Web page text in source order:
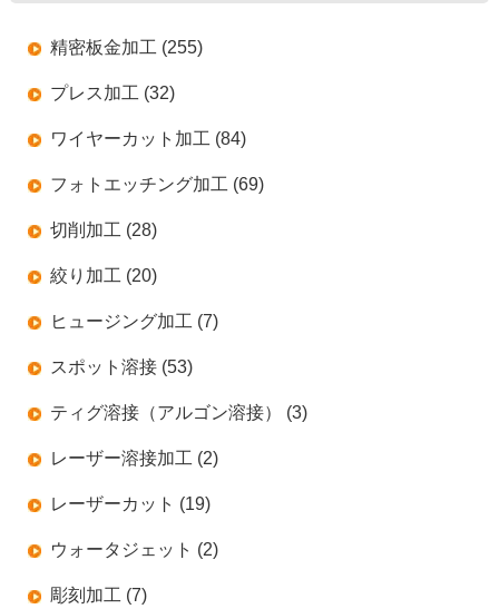
精密板金加工 (255)
プレス加工 (32)
ワイヤーカット加工 (84)
フォトエッチング加工 (69)
切削加工 (28)
絞り加工 (20)
ヒュージング加工 (7)
スポット溶接 (53)
ティグ溶接（アルゴン溶接） (3)
レーザー溶接加工 (2)
レーザーカット (19)
ウォータジェット (2)
彫刻加工 (7)